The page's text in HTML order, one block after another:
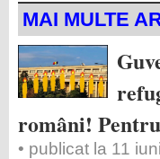
MAI MULTE
români!
• publicat la 11